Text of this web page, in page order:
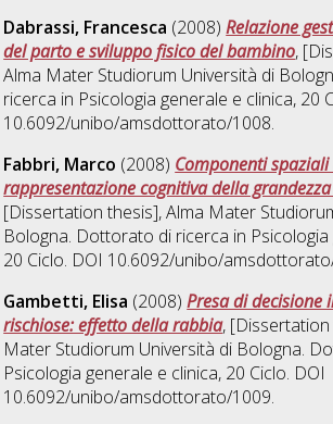
Dabrassi, Francesca (2008)Relazione
del parto e sviluppo fisico del bambino,
Alma Mater Studiorum Università di
ricerca in Psicologia generale e clinica, 20
10.6092/unibo/amsdottorato/1008.
Fabbri, Marco (2008) Componenti
rappresentazione cognitiva della
[Dissertation thesis], Alma Mater
Bologna. Dottorato di ricerca in
20 Ciclo. DOI 10.6092/unibo/
Gambetti, Elisa (2008)Presa di decisione
rischiose: effetto della rabbia,
Mater Studiorum Università di Bologna.
Psicologia generale e clinica, 20 Ciclo. DOI
10.6092/unibo/amsdottorato/1009.